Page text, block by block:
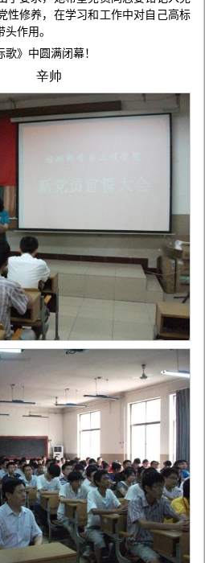
性修养，在学习和工作中对自己高标
作用。
》中圆满闭幕！